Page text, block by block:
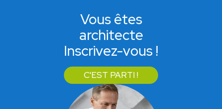
Vous êtes
architecte
Inscrivez-vous !
C'EST PARTI !